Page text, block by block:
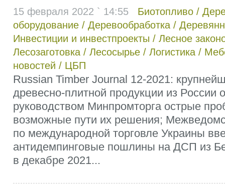
15 февраля 2022 ` 14:55 Биотопливо /
оборудование / Деревообработка /
Инвестиции и инвестпроекты / Лесное
Лесозаготовка / Лесосырье / Логистика /
новостей / ЦБП
Russian Timber Journal 12-2021:
древесно-плитной продукции из России
руководством Минпромторга острые
возможные пути их решения;
по международной торговле Украины
антидемпинговые пошлины на ДСП из
в декабре 2021...